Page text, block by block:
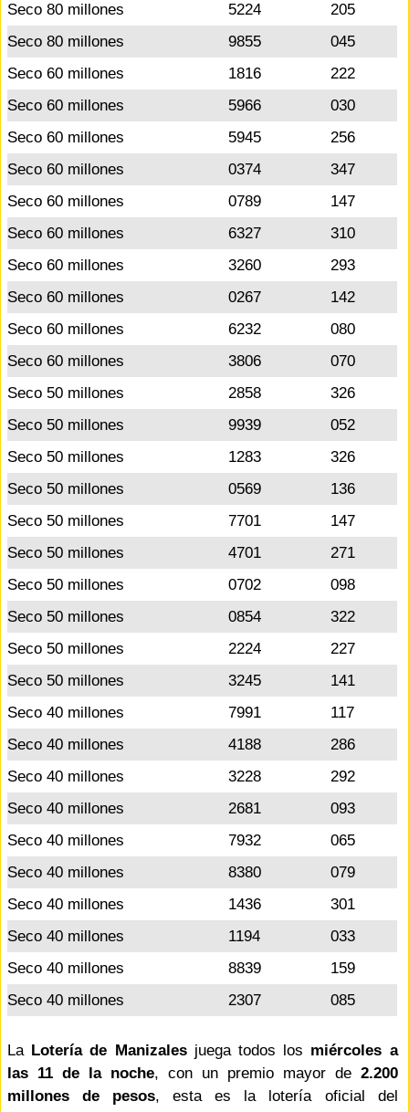
Seco 80 millones
5224
205
Seco 80 millones
9855
045
Seco 60 millones
1816
222
Seco 60 millones
5966
030
Seco 60 millones
5945
256
Seco 60 millones
0374
347
Seco 60 millones
0789
147
Seco 60 millones
6327
310
Seco 60 millones
3260
293
Seco 60 millones
0267
142
Seco 60 millones
6232
080
Seco 60 millones
3806
070
Seco 50 millones
2858
326
Seco 50 millones
9939
052
Seco 50 millones
1283
326
Seco 50 millones
0569
136
Seco 50 millones
7701
147
Seco 50 millones
4701
271
Seco 50 millones
0702
098
Seco 50 millones
0854
322
Seco 50 millones
2224
227
Seco 50 millones
3245
141
Seco 40 millones
7991
117
Seco 40 millones
4188
286
Seco 40 millones
3228
292
Seco 40 millones
2681
093
Seco 40 millones
7932
065
Seco 40 millones
8380
079
Seco 40 millones
1436
301
Seco 40 millones
1194
033
Seco 40 millones
8839
159
Seco 40 millones
2307 085
La Lotería de Manizalesjuega todos los miércoles a
las 11 de la noche, con un premio mayor de 2.200
millones de pesos, esta es la lotería oficial del